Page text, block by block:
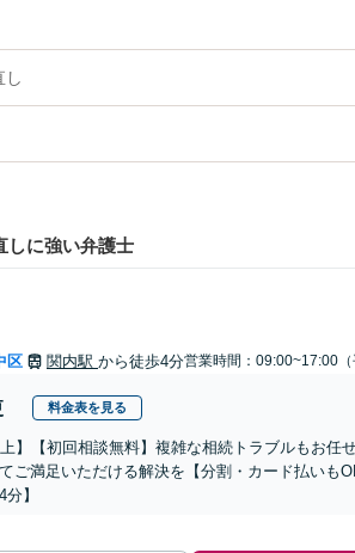
し
しに強い弁護士
区 関内駅 から徒歩4分営業時間：09:00~17:00（
料金表を見る
上】【初回相談無料】複雑な相続トラブルもお
ご満足いただける解決を【分割・カード払いも
】